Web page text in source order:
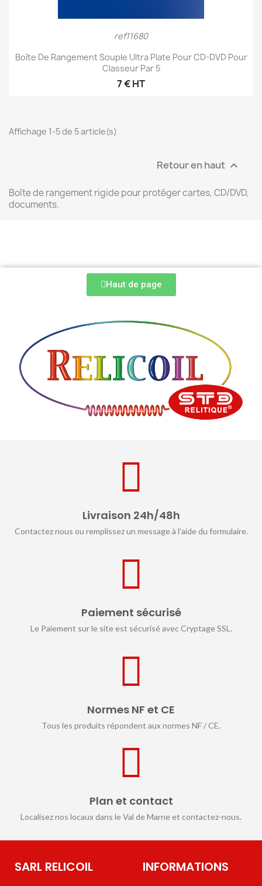
ref11680
Boîte De Rangement Souple Ultra Plate Pour CD-DVD Pour
Classeur Par 5
7 € HT
Affichage 1-5 de 5 article(s)
Retour en haut 
Boîte de rangement rigide pour protéger cartes, CD/DVD,
documents.
Haut de page
Livraison 24h/48h
Contactez nous ou remplissez un message à l'aide du formulaire.
Paiement sécurisé
Le Paiement sur le site est sécurisé avec Cryptage SSL.
Normes NF et CE
Tous les produits répondent aux normes NF / CE.
Plan et contact
Localisez nos locaux dans le Val de Marne et contactez-nous.
SARL RELICOIL INFORMATIONS